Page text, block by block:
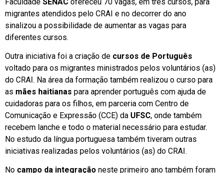
migrantes atendidos pelo CRAI e no decorrer do ano
sinalizou a possibilidade de aumentar as vagas para
diferentes cursos.
Outra iniciativa foi a criação de cursos de Português
voltado para os migrantes ministrados pelos voluntários (as)
do CRAI. Na área da formação também realizou o curso para
as mães haitianas para aprender português com ajuda de
cuidadoras para os filhos, em parceria com Centro de
Comunicação e Expressão (CCE) da UFSC, onde também
recebem lanche e todo o material necessário para estudar.
No estudo da língua portuguesa também tiveram outras
iniciativas realizadas pelos voluntários (as) do CRAI.
No campo da integração neste primeiro ano também foram